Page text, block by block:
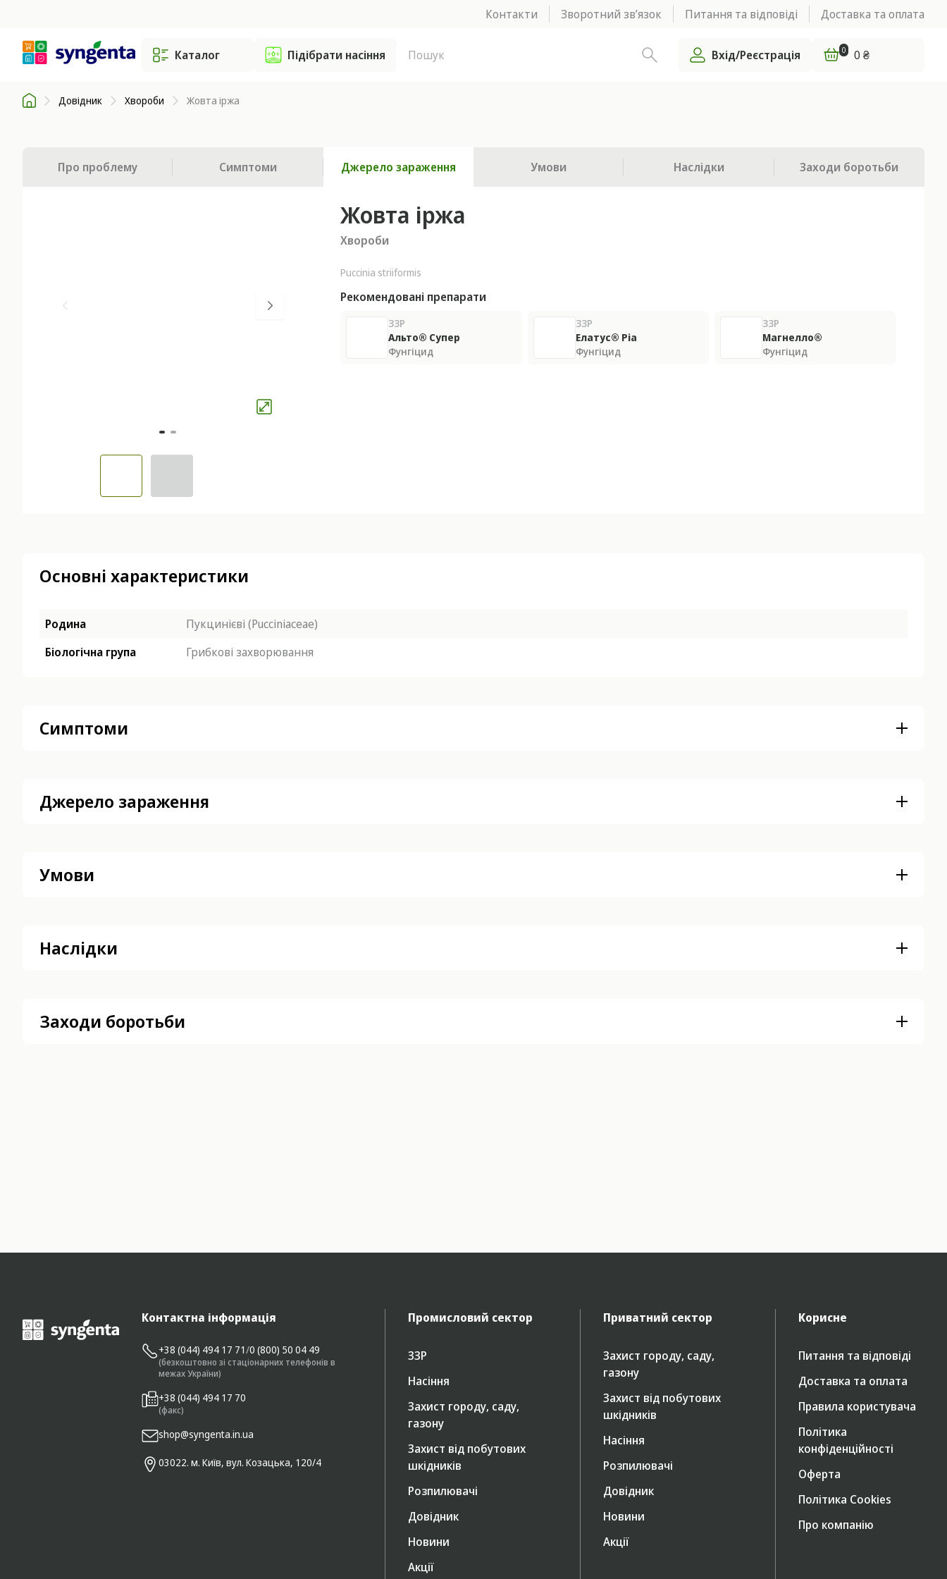
Контакти Зворотний зв’язок Питання та відповіді Доставка та оплата
Каталог Підібрати насіння Вхід/Реєстрація 0 0 ₴
Довідник Хвороби Жовта іржа
Про проблему Симптоми Джерело зараження Умови Наслідки Заходи боротьби
Жовта іржа
Хвороби
Puccinia striiformis
Рекомендовані препарати
ЗЗР
Альто® Супер
Фунгіцид
ЗЗР
Елатус® Ріа
Фунгіцид
ЗЗР
Магнелло®
Фунгіцид
Основні характеристики
Родина
Пукцинієві (Pucciniaceae)
Біологічна група
Грибкові захворювання
Симптоми
Джерело зараження
Умови
Наслідки
Заходи боротьби
Контактна інформація
+38 (044) 494 17 71/0 (800) 50 04 49
(безкоштовно зі стаціонарних телефонів в
межах України)
+38 (044) 494 17 70
(факс)
shop@syngenta.in.ua
03022. м. Київ, вул. Козацька, 120/4
Промисловий сектор
ЗЗР
Насіння
Захист городу, саду,
газону
Захист від побутових
шкідників
Розпилювачі
Довідник
Новини
Акції
Приватний сектор
Захист городу, саду,
газону
Захист від побутових
шкідників
Насіння
Розпилювачі
Довідник
Новини
Акції
Корисне
Питання та відповіді
Доставка та оплата
Правила користувача
Політика
конфіденційності
Оферта
Політика Cookies
Про компанію